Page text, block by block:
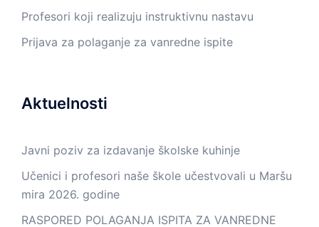
Profesori koji realizuju instruktivnu nastavu
Prijava za polaganje za vanredne ispite
Aktuelnosti
Javni poziv za izdavanje školske kuhinje
Učenici i profesori naše škole učestvovali u Maršu
mira 2026. godine
RASPORED POLAGANJA ISPITA ZA VANREDNE